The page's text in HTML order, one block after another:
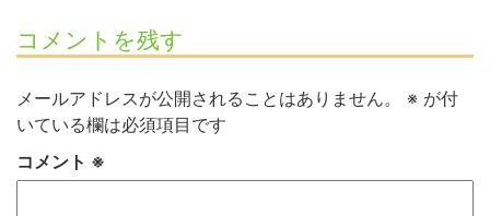
コメントを残す
メールアドレスが公開されることはありません。 ※ が付
いている欄は必須項目です
コメント ※